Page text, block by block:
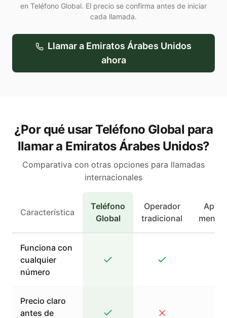
en Teléfono Global. El precio se confirma antes de iniciar
cada llamada.
Llamar a Emiratos Árabes Unidos
ahora
¿Por qué usar Teléfono Global para
llamar a Emiratos Árabes Unidos?
Comparativa con otras opciones para llamadas
internacionales
Característica
Teléfono
Global
Operador
tradicional
Apps
Funciona con
cualquier
número
Precio claro
antes de